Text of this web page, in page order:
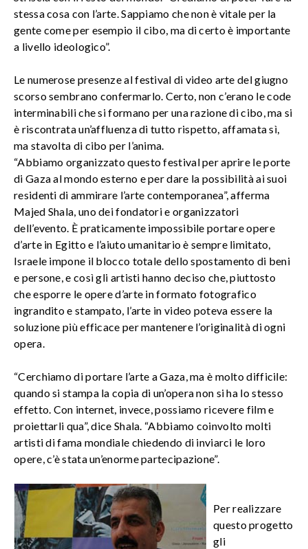
stessa cosa con l’arte. Sappiamo che non è vitale per la
gente come per esempio il cibo, ma di certo è importante
a livello ideologico”.
Le numerose presenze al festival di video arte del giugno
scorso sembrano confermarlo. Certo, non c’erano le code
interminabili che si formano per una razione di cibo, ma si
è riscontrata un’affluenza di tutto rispetto, affamata sì,
ma stavolta di cibo per l’anima.
“Abbiamo organizzato questo festival per aprire le porte
di Gaza al mondo esterno e per dare la possibilità ai suoi
residenti di ammirare l’arte contemporanea”, afferma
Majed Shala, uno dei fondatori e organizzatori
dell’evento. È praticamente impossibile portare opere
d’arte in Egitto e l’aiuto umanitario è sempre limitato,
Israele impone il blocco totale dello spostamento di beni
e persone, e così gli artisti hanno deciso che, piuttosto
che esporre le opere d’arte in formato fotografico
ingrandito e stampato, l’arte in video poteva essere la
soluzione più efficace per mantenere l’originalità di ogni
opera.
“Cerchiamo di portare l’arte a Gaza, ma è molto difficile:
quando si stampa la copia di un’opera non si ha lo stesso
effetto. Con internet, invece, possiamo ricevere film e
proiettarli qua”, dice Shala. “Abbiamo coinvolto molti
artisti di fama mondiale chiedendo di inviarci le loro
opere, c’è stata un’enorme partecipazione”.
Per realizzare
questo progetto
gli